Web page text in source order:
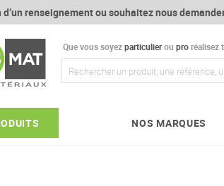
d’un renseignement ou souhaitez nous
Que vous soyezparticulierou proréalisez
NOS MARQUES